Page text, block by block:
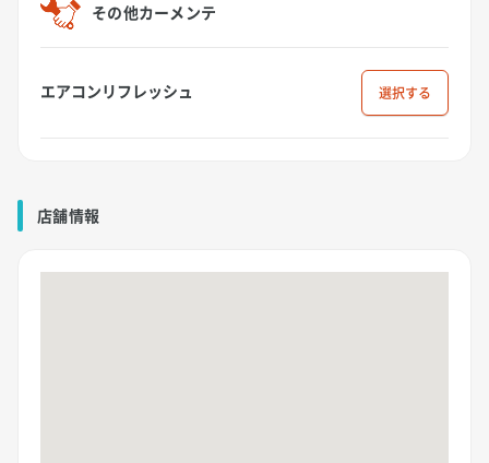
その他カーメンテ
エアコンリフレッシュ 選択
店舗情報